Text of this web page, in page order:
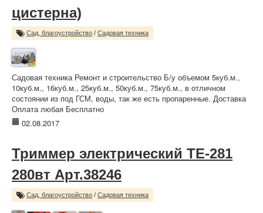
цистерна)
Сад, благоустройство / Садовая техника
Садовая техника Ремонт и строительство Б/у объемом 5куб.м.,
10куб.м., 16куб.м., 25куб.м., 50куб.м., 75куб.м., в отличном
состоянии из под ГСМ, воды, так же есть пропаренные. Доставка
Оплата любая Бесплатно
02.08.2017
Триммер электрический TE-281
280вт Арт.38246
Сад, благоустройство / Садовая техника